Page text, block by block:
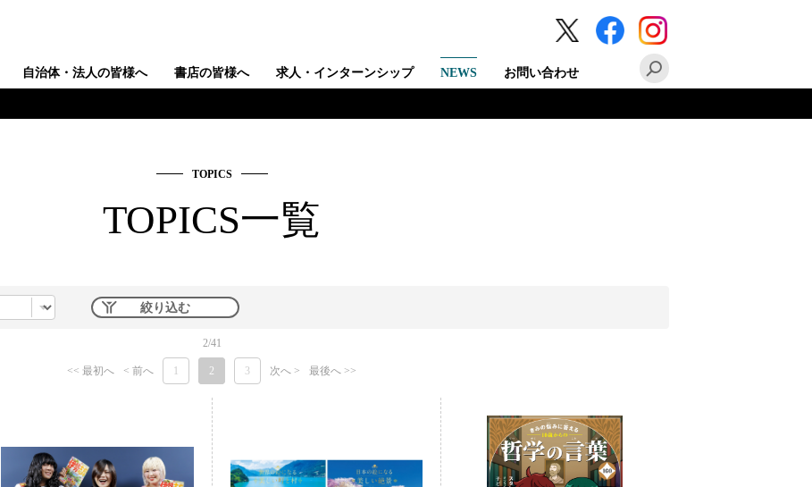
自治体・法人の皆様へ 書店の皆様へ 求人・インターンシップ NEWS お問い合わせ
TOPICS
TOPICS一覧
絞り込む
2/41
<< 最初へ < 前へ 1 2 3 次へ > 最後へ >>